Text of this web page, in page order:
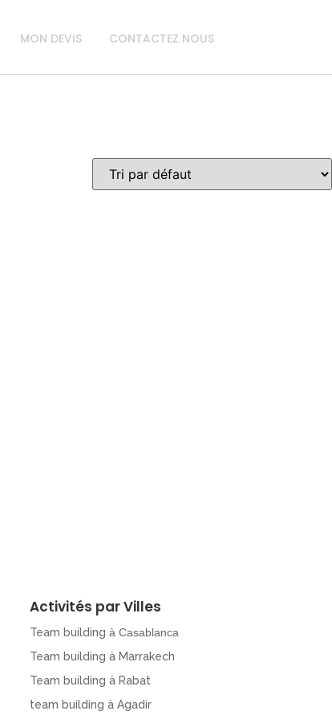
MON DEVIS CONTACTEZ NOUS
Activités par Villes
Team building à Casablanca
Team building à Marrakech
Team building à Rabat
team building à Agadir